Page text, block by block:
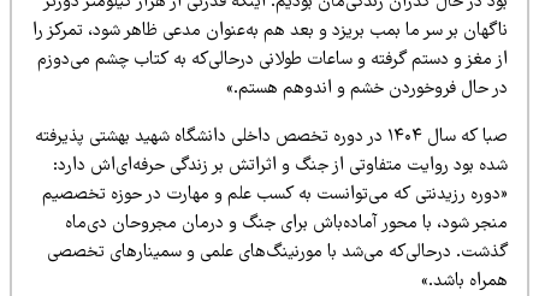
بر سر ما بمب بریزد و بعد هم به‌عنوان مدعی ظاهر شود، تمرکز را
مغز و دستم گرفته و ساعات طولانی درحالی‌که به کتاب چشم می‌دوزم
حال فروخوردن خشم و اندوهم هستم.»
صبا که سال ۱۴۰۴ در دوره تخصص داخلی دانشگاه شهید بهشتی پذیرفته
بود روایت متفاوتی از جنگ و اثراتش بر زندگی حرفه‌ای‌اش دارد:
رزیدنتی که می‌توانست به کسب علم و مهارت در حوزه تخصصیم
شود، با محور آماده‌باش برای جنگ و درمان مجروحان دی‌ماه
درحالی‌که می‌شد با مورنینگ‌های علمی و سمینارهای تخصصی
باشد.»